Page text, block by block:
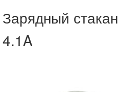
Зарядный
4.1A